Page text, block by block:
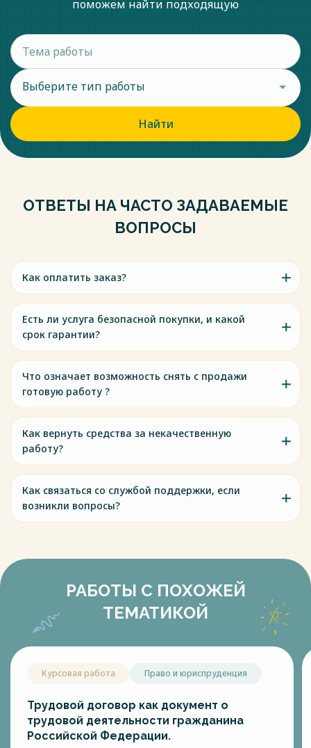
поможем найти подходящую
Выберите тип работы
Найти
ОТВЕТЫ НА ЧАСТО ЗАДАВАЕМЫЕ
ВОПРОСЫ
Как оплатить заказ?
Есть ли услуга безопасной покупки, и какой
срок гарантии?
Что означает возможность снять с продажи
готовую работу ?
Как вернуть средства за некачественную
работу?
Как связаться со службой поддержки, если
возникли вопросы?
РАБОТЫ С ПОХОЖЕЙ
ТЕМАТИКОЙ
Курсовая работа Право и юриспруденция
Трудовой договор как документ о
трудовой деятельности гражданина
Российской Федерации.